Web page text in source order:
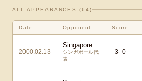
ALL APPEARANCES (64 )
Date Opponent Score
2000.02.13
Singapore
シンガポール代
表
3–0